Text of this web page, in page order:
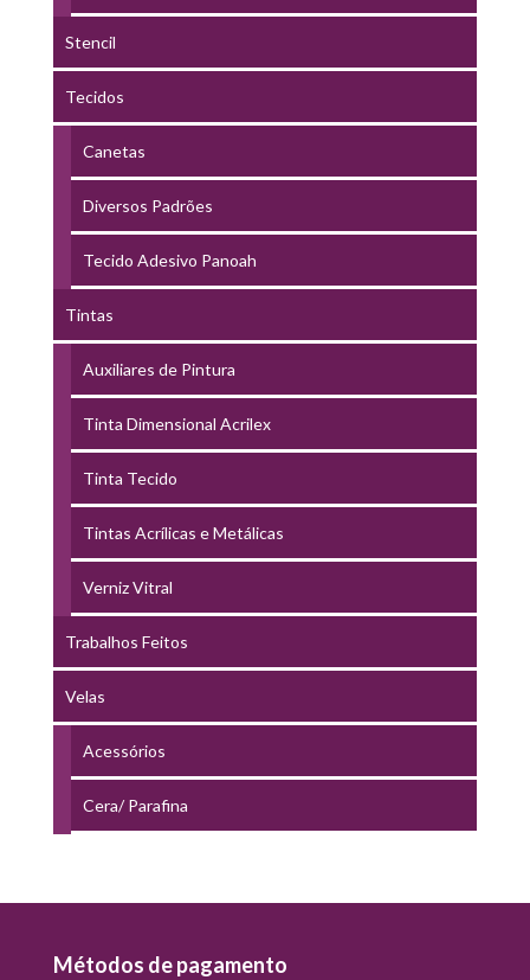
Stencil
Tecidos
Canetas
Diversos Padrões
Tecido Adesivo Panoah
Tintas
Auxiliares de Pintura
Tinta Dimensional Acrilex
Tinta Tecido
Tintas Acrílicas e Metálicas
Verniz Vitral
Trabalhos Feitos
Velas
Acessórios
Cera/ Parafina
Métodos de pagamento